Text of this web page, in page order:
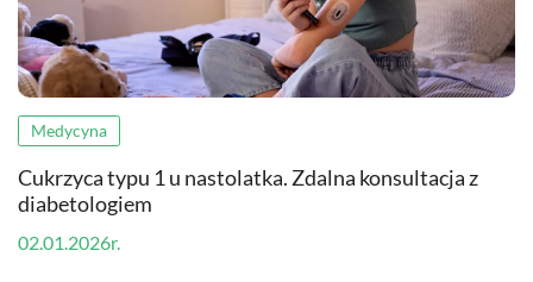
Medycyna
Cukrzyca typu 1 u nastolatka. Zdalna konsultacja z
diabetologiem
02.01.2026r.